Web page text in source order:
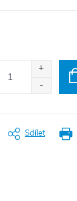
Sdílet